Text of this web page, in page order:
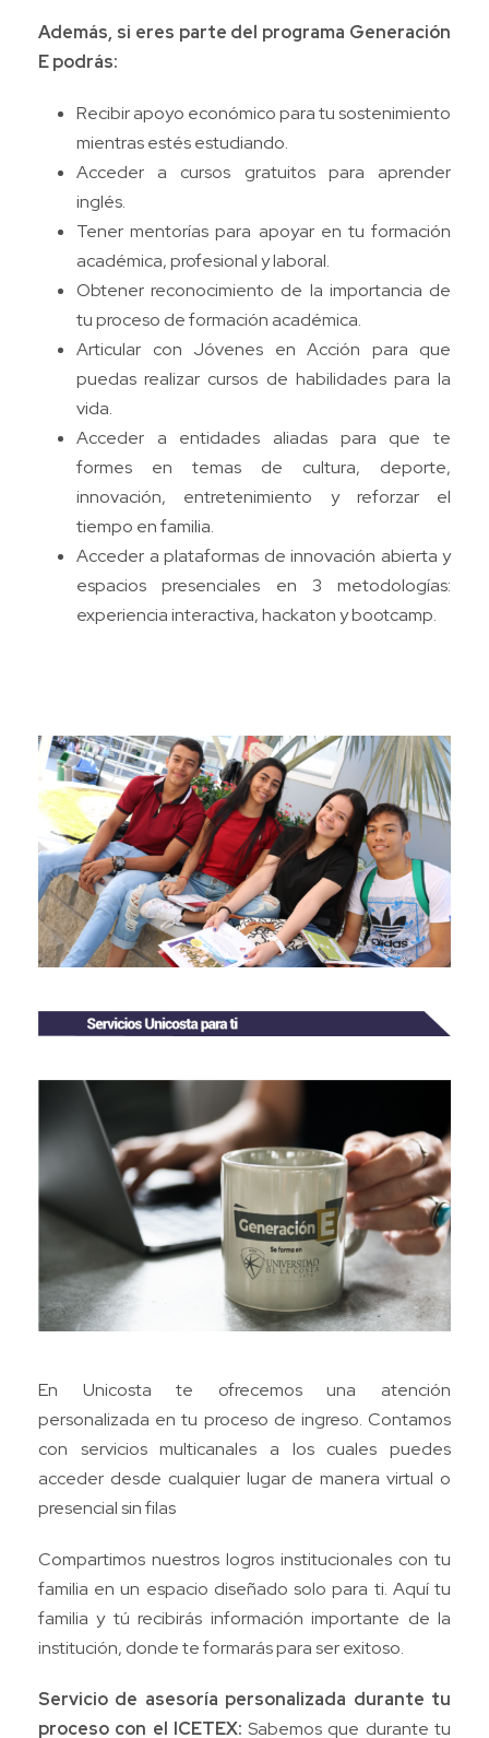
Además, si eres parte del programa Generación
E podrás:
Recibir apoyo económico para tu sostenimiento
mientras estés estudiando.
Acceder a cursos gratuitos para aprender
inglés.
Tener mentorías para apoyar en tu formación
académica, profesional y laboral.
Obtener reconocimiento de la importancia de
tu proceso de formación académica.
Articular con Jóvenes en Acción para que
puedas realizar cursos de habilidades para la
vida.
Acceder a entidades aliadas para que te
formes en temas de cultura, deporte,
innovación, entretenimiento y reforzar el
tiempo en familia.
Acceder a plataformas de innovación abierta y
espacios presenciales en 3 metodologías:
experiencia interactiva, hackaton y bootcamp.
En Unicosta te ofrecemos una atención
personalizada en tu proceso de ingreso. Contamos
con servicios multicanales a los cuales puedes
acceder desde cualquier lugar de manera virtual o
presencial sin filas
Compartimos nuestros logros institucionales con tu
familia en un espacio diseñado solo para ti. Aquí tu
familia y tú recibirás información importante de la
institución, donde te formarás para ser exitoso.
Servicio de asesoría personalizada durante tu
proceso con el ICETEX: Sabemos que durante tu